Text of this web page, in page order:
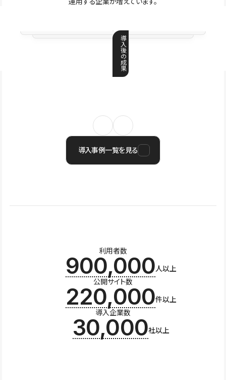
導
入
後
の
成
果
導入事例一覧を見る
利用者数
900,000人以上
公開サイト数
220,000件以上
導入企業数
30,000社以上